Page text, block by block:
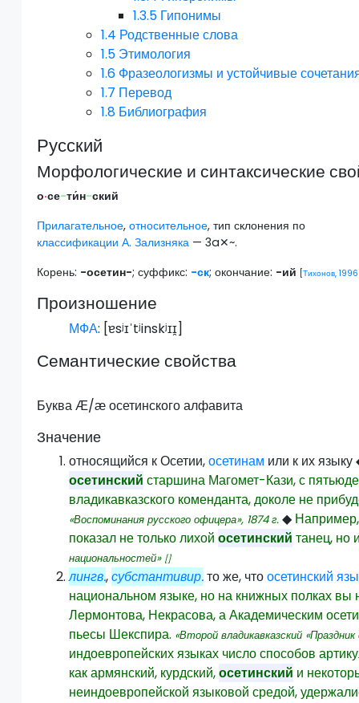
1.3.5 Гипонимы
1.4 Родственные слова
1.5 Этимология
1.6 Фразеологизмы и устойчивые
1.7 Перевод
1.8 Библиография
Русский
Морфологические и синтаксические
о·се-ти́н-ский
Прилагательное,относительное, тип склонения по
классификации А. Зализняка — 3a✕~.
Корень: -осетин-; суффикс: -ск; окончание: -ий [Тихонов, 1996
Произношение
МФА: [ɐsʲɪˈtʲinskʲɪɪ̯]
Семантические свойства
Буква Ӕ/ӕ осетинского алфавита
Значение
относящийся к Осетии,осетинам или к их языку
осетинский старшина Магомет-Кази, с
владикавказского коменданта, доколе не
«Воспоминания русского офицера», 1874г. ◆
показал не только лихойосетинский танец, но
национальностей» []
лингв.,субстантивир.то же, чтоосетинский
национальном языке, но на книжных полках
Лермонтова, Некрасова, а Академическим
пьесы Шекспира. «Второй владикавказский
индоевропейских языках число способов
как армянский, курдский,осетинский и
неиндоевропейской языковой средой,